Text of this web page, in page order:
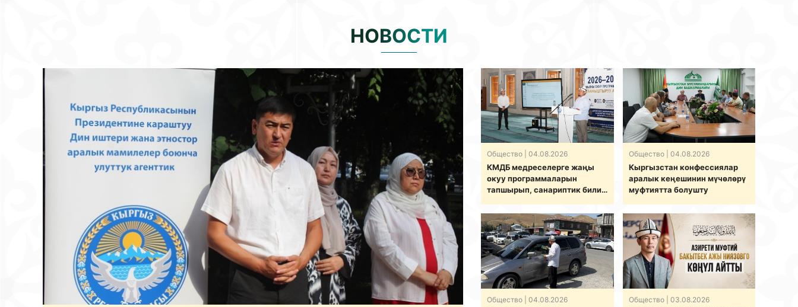
НОВОСТИ
Общество | 04.08.2026
КМДБ медреселерге жаңы
окуу программаларын
тапшырып, санариптик билим
ишке киргизди
Общество| 04.08.2026
Кыргызстан конфессиялар
аралык кеӊешинин мүчөлөрү
муфтиятта болушту
Общество | 04.08.2026 Общество| 03.08.2026